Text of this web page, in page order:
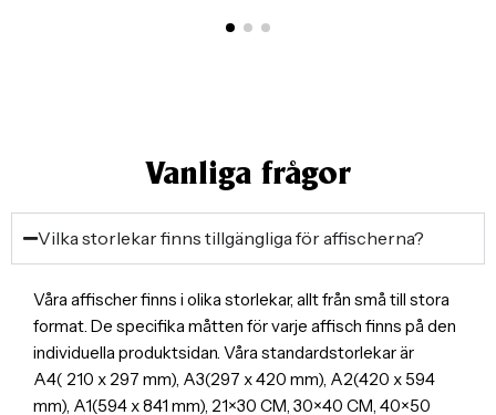
Vanliga frågor
Vilka storlekar finns tillgängliga för affischerna?
Våra affischer finns i olika storlekar, allt från små till stora
format. De specifika måtten för varje affisch finns på den
individuella produktsidan. Våra standardstorlekar är
A4( 210 x 297 mm), A3(297 x 420 mm), A2(420 x 594
mm), A1(594 x 841 mm), 21×30 CM, 30×40 CM, 40×50